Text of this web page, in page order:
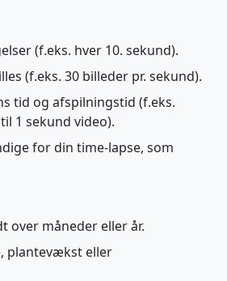
(f.eks. hver 10. sekund).
(f.eks. 30 billeder pr. sekund).
tid og afspilningstid (f.eks.
1 sekund video).
for din time-lapse, som
over måneder eller år.
plantevækst eller